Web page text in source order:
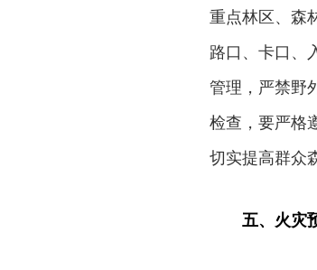
重点林区、森
路口、卡口、
管理，严禁野
检查，要严格
切实提高群众
五、火灾